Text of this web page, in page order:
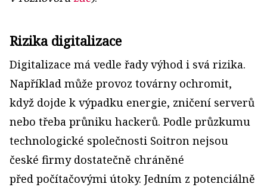
Rizika digitalizace
Digitalizace má vedle řady výhod i svá rizika.
Například může provoz továrny ochromit,
když dojde k výpadku energie, zničení serverů
nebo třeba průniku hackerů. Podle průzkumu
technologické společnosti Soitron nejsou
české firmy dostatečně chráněné
před počítačovými útoky. Jedním z potenciálně